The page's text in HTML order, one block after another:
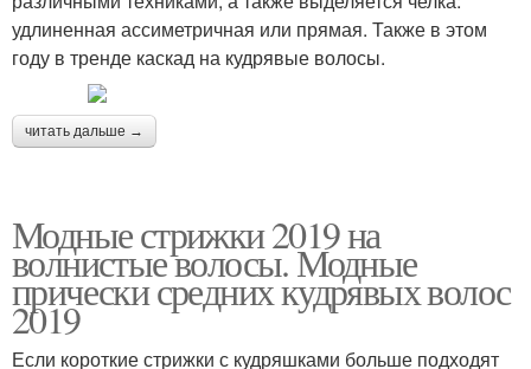
удлиненная ассиметричная или прямая. Также в этом
году в тренде каскад на кудрявые волосы.
читать дальше →
Модные стрижки 2019 на
волнистые волосы. Модные
прически средних кудрявых волос
2019
Если короткие стрижки с кудряшками больше подходят